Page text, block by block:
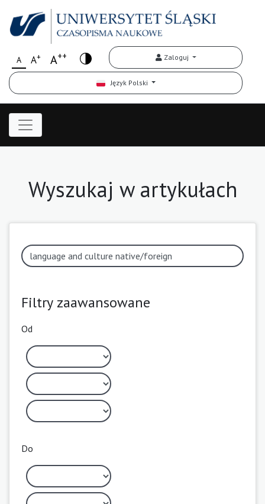
A A+ A++ Zaloguj
Język Polski
Wyszukaj w artykułach
Filtry zaawansowane
Od
Do